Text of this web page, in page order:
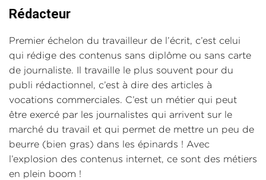
Rédacteur
Premier échelon du travailleur de l’écrit, c’est celui
qui rédige des contenus sans diplôme ou sans carte
de journaliste. Il travaille le plus souvent pour du
publi rédactionnel, c’est à dire des articles à
vocations commerciales. C’est un métier qui peut
être exercé par les journalistes qui arrivent sur le
marché du travail et qui permet de mettre un peu de
beurre (bien gras) dans les épinards ! Avec
l’explosion des contenus internet, ce sont des métiers
en plein boom !